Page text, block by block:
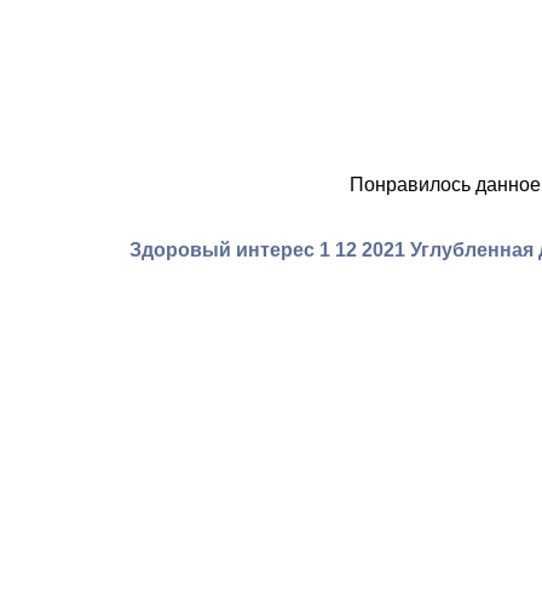
Понравилось
Здоровый интерес 1 12 2021